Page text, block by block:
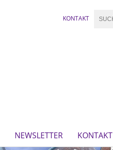
KONTAKT
NEWSLETTER KONTAKT